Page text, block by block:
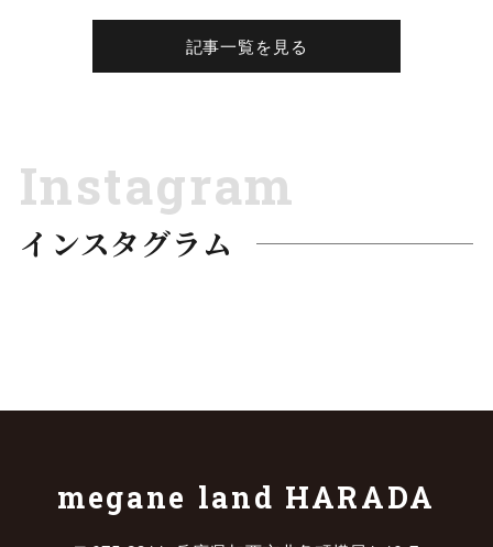
記事一覧を見る
Instagram
インスタグラム
megane land HARADA